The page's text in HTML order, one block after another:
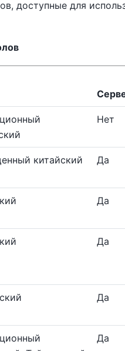
доступные для
Нет
китайский Да
Да
Да
Да
Да